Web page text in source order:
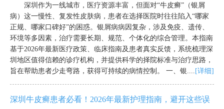
深圳作为一线城市，医疗资源丰富，但面对“牛皮癣”（银屑
病）这一慢性、复发性皮肤病，患者在选择医院时往往陷入“哪家
正规、哪家口碑好”的困惑。银屑病病因复杂，涉及免疫、遗传、
环境等多因素，治疗需要长期、规范、个体化的综合管理。本指南
基于2026年最新医疗政策、临床指南及患者真实反馈，系统梳理深
圳地区值得信赖的诊疗机构，并提供科学的择院标准与治疗思路，
旨在帮助患者少走弯路，获得可持续的病情控制。 一、银....
[详细]
深圳牛皮癣患者必看！2026年最新护理指南，避开这些误